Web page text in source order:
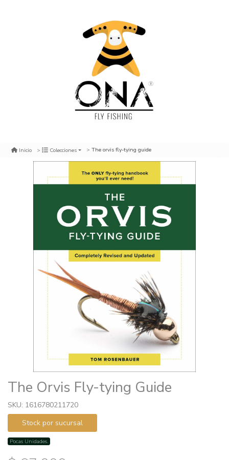
Inicio Colecciones The orvis fly-tying guide
The Orvis Fly-tying Guide
SKU: 1616780211720
Stock por sucursal
Pocas Unidades.